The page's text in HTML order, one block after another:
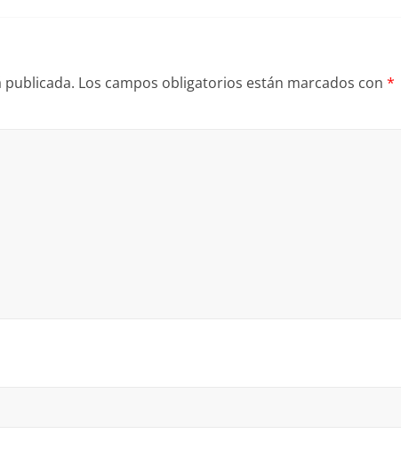
Los campos obligatorios están marcados con *